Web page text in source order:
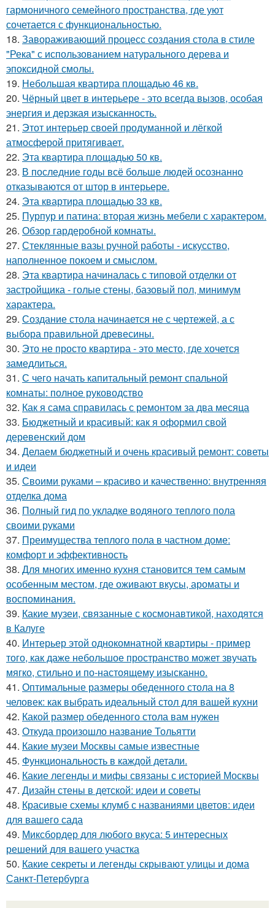
гармоничного семейного пространства, где уют
сочетается с функциональностью.
18. Завораживающий процесс создания стола в стиле
"Река" с использованием натурального дерева и
эпоксидной смолы.
19. Небольшая квартира площадью 46 кв.
20. Чёрный цвет в интерьере - это всегда вызов, особая
энергия и дерзкая изысканность.
21. Этот интерьер своей продуманной и лёгкой
атмосферой притягивает.
22. Эта квартира площадью 50 кв.
23. В последние годы всё больше людей осознанно
отказываются от штор в интерьере.
24. Эта квартира площадью 33 кв.
25. Пурпур и патина: вторая жизнь мебели с характером.
26. Обзор гардеробной комнаты.
27. Стеклянные вазы ручной работы - искусство,
наполненное покоем и смыслом.
28. Эта квартира начиналась с типовой отделки от
застройщика - голые стены, базовый пол, минимум
характера.
29. Создание стола начинается не с чертежей, а с
выбора правильной древесины.
30. Это не просто квартира - это место, где хочется
замедлиться.
31. С чего начать капитальный ремонт спальной
комнаты: полное руководство
32. Как я сама справилась с ремонтом за два месяца
33. Бюджетный и красивый: как я оформил свой
деревенский дом
34. Делаем бюджетный и очень красивый ремонт: советы
и идеи
35. Своими руками – красиво и качественно: внутренняя
отделка дома
36. Полный гид по укладке водяного теплого пола
своими руками
37. Преимущества теплого пола в частном доме:
комфорт и эффективность
38. Для многих именно кухня становится тем самым
особенным местом, где оживают вкусы, ароматы и
воспоминания.
39. Какие музеи, связанные с космонавтикой, находятся
в Калуге
40. Интерьер этой однокомнатной квартиры - пример
того, как даже небольшое пространство может звучать
мягко, стильно и по-настоящему изысканно.
41. Оптимальные размеры обеденного стола на 8
человек: как выбрать идеальный стол для вашей кухни
42. Какой размер обеденного стола вам нужен
43. Откуда произошло название Тольятти
44. Какие музеи Москвы самые известные
45. Функциональность в каждой детали.
46. Какие легенды и мифы связаны с историей Москвы
47. Дизайн стены в детской: идеи и советы
48. Красивые схемы клумб с названиями цветов: идеи
для вашего сада
49. Миксбордер для любого вкуса: 5 интересных
решений для вашего участка
50. Какие секреты и легенды скрывают улицы и дома
Санкт-Петербурга